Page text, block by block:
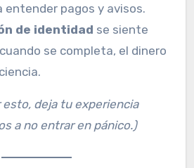
entender pagos y avisos.
de identidad se siente
se completa, el dinero
esto, deja tu experiencia
a no entrar en pánico.)